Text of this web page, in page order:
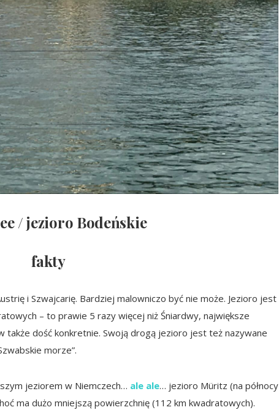
/ jezioro Bodeńskie
fakty
i Szwajcarię. Bardziej malowniczo być nie może. Jezioro jest
– to prawie 5 razy więcej niż Śniardwy, największe
także dość konkretnie. Swoją drogą jezioro jest też nazywane
morze”.
jeziorem w Niemczech… ale ale… jezioro Müritz (na północy
ma dużo mniejszą powierzchnię (112 km kwadratowych).